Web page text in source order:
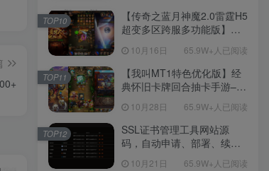
【传奇之蓝月神魔2.0雷霆H5
超变多区跨服多功能版】三
理单机一键即玩镜像端-打包
Linux服务端源码-视频架设
教程
10月16日 65.9W+人已阅读
TOP10
【我叫MT1特色优化版】经
典怀旧卡牌回合抽卡手游–打
教程-多功能GM后台工具-网
页注册-安卓版本！
10月28日 65.9W+人已阅读
TOP11
SSL证书管理工具网站源
码，自动申请、部署、续期
10月21日 65.9W+人已阅读
TOP12